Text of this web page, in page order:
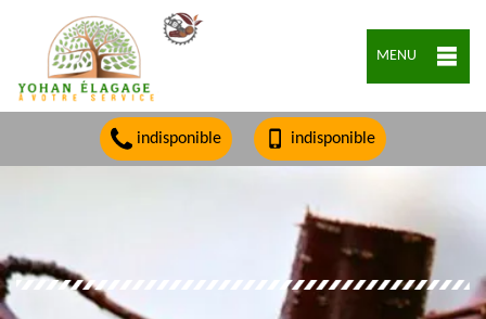
MENU
indisponible indisponible